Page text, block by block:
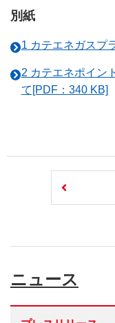
別紙
1 カテエネガスプ
2 カテエネポイン
て[PDF：340 KB]
ニュース